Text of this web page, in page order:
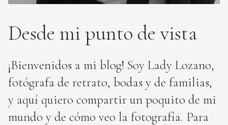
Desde mi punto de vista
¡Bienvenidos a mi blog! Soy Lady Lozano,
fotógrafa de retrato, bodas y de familias,
y aquí quiero compartir un poquito de mi
mundo y de cómo veo la fotografía. Para